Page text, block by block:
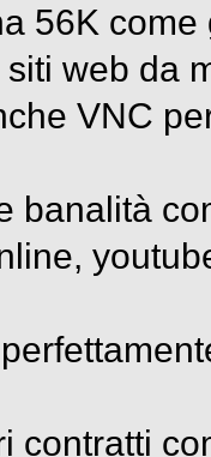
56K
web da
VNC
banalità
contratti